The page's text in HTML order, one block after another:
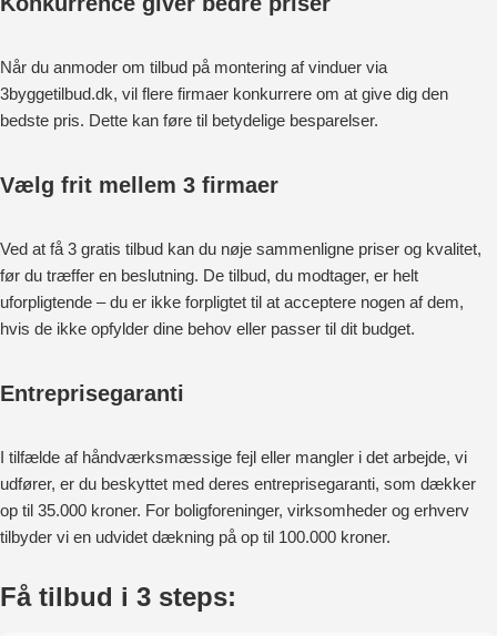
Når du anmoder om tilbud på montering af vinduer via
3byggetilbud.dk, vil flere firmaer konkurrere om at give dig den
bedste pris. Dette kan føre til betydelige besparelser.
Vælg frit mellem 3 firmaer
Ved at få 3 gratis tilbud kan du nøje sammenligne priser og kvalitet,
før du træffer en beslutning. De tilbud, du modtager, er helt
uforpligtende – du er ikke forpligtet til at acceptere nogen af dem,
hvis de ikke opfylder dine behov eller passer til dit budget.
Entreprisegaranti
I tilfælde af håndværksmæssige fejl eller mangler i det arbejde, vi
udfører, er du beskyttet med deres entreprisegaranti, som dækker
op til 35.000 kroner. For boligforeninger, virksomheder og erhverv
tilbyder vi en udvidet dækning på op til 100.000 kroner.
Få tilbud i 3 steps: